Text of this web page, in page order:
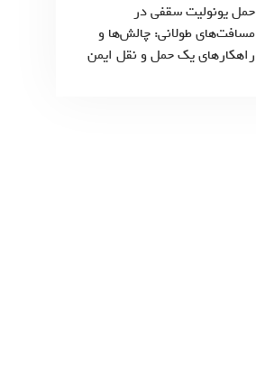
حمل یونولیت سقفی در
مسافت‌های طولانی: چالش‌ها و
راهکارهای یک حمل و نقل ایمن